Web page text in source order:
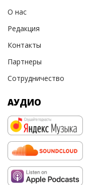
О нас
Редакция
Контакты
Партнеры
Сотрудничество
АУДИО